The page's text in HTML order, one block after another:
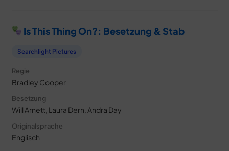
Is This Thing On?: Besetzung & Stab
Searchlight Pictures
Regie
Bradley Cooper
Besetzung
Will Arnett, Laura Dern, Andra Day
Originalsprache
Englisch